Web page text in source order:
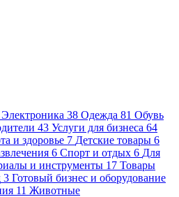
Электроника 38 Одежда 81 Обувь
43 Услуги для бизнеса 64
и здоровье 7 Детские товары 6
6 Спорт и отдых 6 Для
и инструменты 17 Товары
3 Готовый бизнес и оборудование
11 Животные